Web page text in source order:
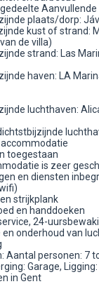
plaats/dorp:
kust of strand:
de villa)
strand: Las
haven: LA
luchthaven:
toegestaan
is zeer
en diensten
strijkplank
en handdoeken
24-
en onderhoud van
Aantal personen: 7
Garage,
in Gent